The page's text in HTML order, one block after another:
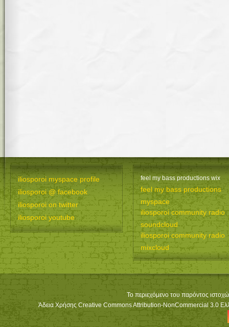
iliosporoi myspace profile
iliosporoi @ facebook
iliosporoi on twitter
iliosporoi youtube
feel my bass productions wix
feel my bass productions
myspace
iliosporoi community radio
soundcloud
iliosporoi community radio
mixcloud
Το περιεχόμενο του παρόντος
Άδεια Χρήσης Creative Commons Attribution-NonCommercial 3.0